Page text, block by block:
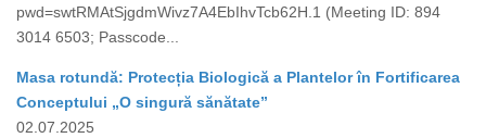
pwd=swtRMAtSjgdmWivz7A4EbIhvTcb62H.1 (Meeting ID: 894
3014 6503; Passcode...
Masa rotundă: Protecția Biologică a Plantelor în Fortificarea
Conceptului „O singură sănătate”
02.07.2025